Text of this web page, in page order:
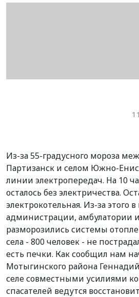
Из-за 55-градусного мороза
Партизанск и селом Южно-
линии электропередач. На 10
осталось без электричества.
электрокотельная. Из-за этого
администрации, амбулатории
разморозились системы
села - 800 человек - не
есть печки. Как сообщил нам
Мотыгинского района
селе совместными усилиями
спасателей ведутся